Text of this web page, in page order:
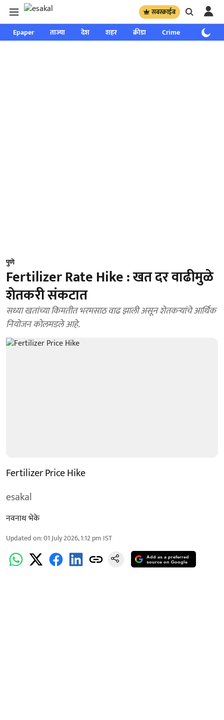
सबस्क्राईब
Epaper ताज्या देश शहर क्रीडा Crime साप्ताहिक
पुणे
Fertilizer Rate Hike : खत दर वाढीमुळे
शेतकरी संकटात
सध्या खतांच्या किमतीत भरमसाठ वाढ झाली असून शेतकऱ्यांचे आर्थिक
नियोजन कोलमडले आहे.
Fertilizer Price Hike
esakal
नवनाथ भेके
Updated on:01 July 2026, 1:12 pm IST
Add as a preferred
source on Google